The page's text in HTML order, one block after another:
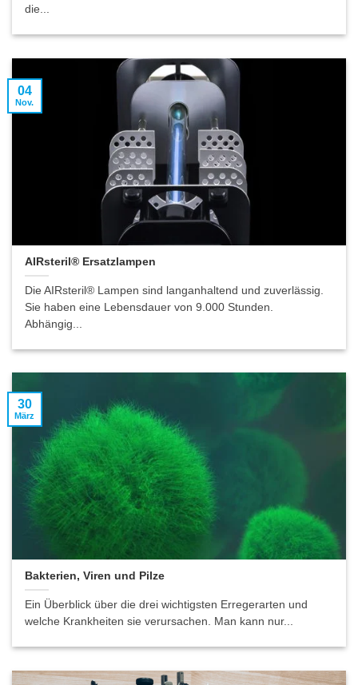
die...
AIRsteril® Ersatzlampen
Die AIRsteril® Lampen sind langanhaltend und zuverlässig.
Sie haben eine Lebensdauer von 9.000 Stunden.
Abhängig...
04
Nov.
Bakterien, Viren und Pilze
Ein Überblick über die drei wichtigsten Erregerarten und
welche Krankheiten sie verursachen. Man kann nur...
30
März